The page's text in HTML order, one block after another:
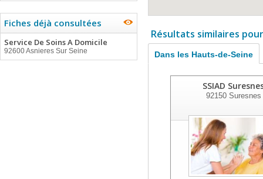
Fiches déjà consultées
Service De Soins A Domicile
92600 Asnieres Sur Seine
Résultats similaires
Dans les Hauts-de-Seine
SSIAD
92150Suresnes